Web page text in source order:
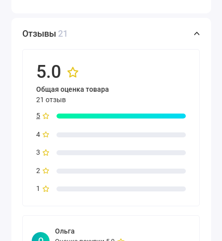
Отзывы 21
5.0
Общая оценка товара
21 отзыв
5
4
3
2
1
Ольга